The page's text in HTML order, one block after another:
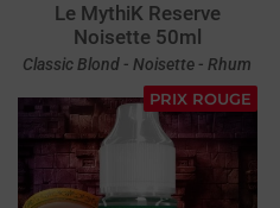
Le MythiK Reserve
Noisette 50ml
Classic Blond - Noisette - Rhum
PRIX ROUGE